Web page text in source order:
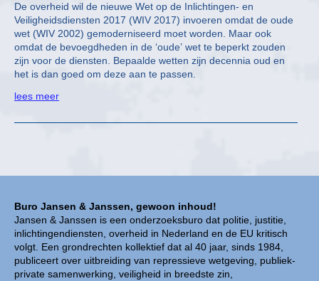
Buro Jansen & Janssen, gewoon inhoud!
Jansen & Janssen is een onderzoeksburo dat politie, justitie,
inlichtingendiensten, overheid in Nederland en de EU kritisch
volgt. Een grondrechten kollektief dat al 40 jaar, sinds 1984,
publiceert over uitbreiding van repressieve wetgeving, publiek-
private samenwerking, veiligheid in breedste zin,
De overheid wil de nieuwe Wet op de Inlichtingen- en
Veiligheidsdiensten 2017 (WIV 2017) invoeren omdat de oude
wet (WIV 2002) gemoderniseerd moet worden. Maar ook
omdat de bevoegdheden in de ‘oude’ wet te beperkt zouden
zijn voor de diensten. Bepaalde wetten zijn decennia oud en
het is dan goed om deze aan te passen.
lees meer